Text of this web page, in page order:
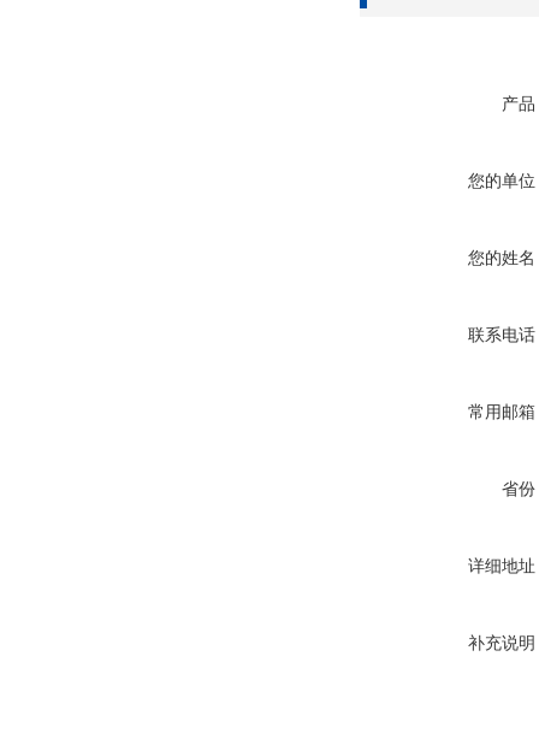
产品
您的单位
您的姓名
联系电话
常用邮箱
省份
详细地址
补充说明